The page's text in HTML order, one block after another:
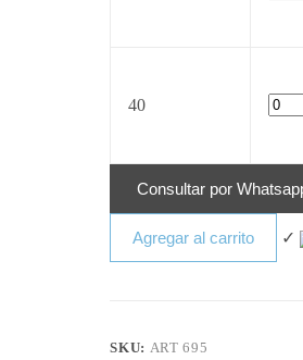
40
Consultar por
Agregar al carrito ✓
SKU: ART 695